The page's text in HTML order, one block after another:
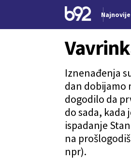
Najnovije
Iznenađenja
dan dobijamo
dogodilo da
do sada, kada
ispadanje
na
npr).